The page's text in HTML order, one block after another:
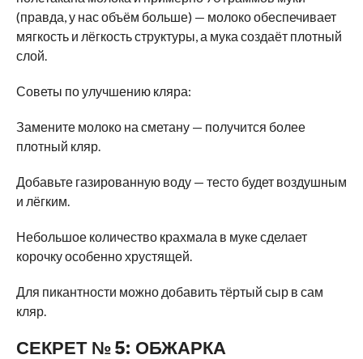
(правда, у нас объём больше) — молоко обеспечивает
мягкость и лёгкость структуры, а мука создаёт плотный
слой.
Советы по улучшению кляра:
Замените молоко на сметану — получится более
плотный кляр.
Добавьте газированную воду — тесто будет воздушным
и лёгким.
Небольшое количество крахмала в муке сделает
корочку особенно хрустящей.
Для пикантности можно добавить тёртый сыр в сам
кляр.
СЕКРЕТ № 5: ОБЖАРКА